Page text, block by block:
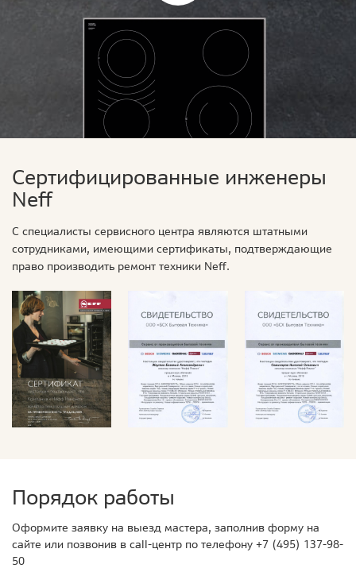
Сертифицированные инженеры
Neff
С специалисты сервисного центра являются штатными
сотрудниками, имеющими сертификаты, подтверждающие
право производить ремонт техники Neff.
Порядок работы
Оформите заявку на выезд мастера, заполнив форму на
сайте или позвонив в call-центр по телефону +7 (495) 137-98-
50